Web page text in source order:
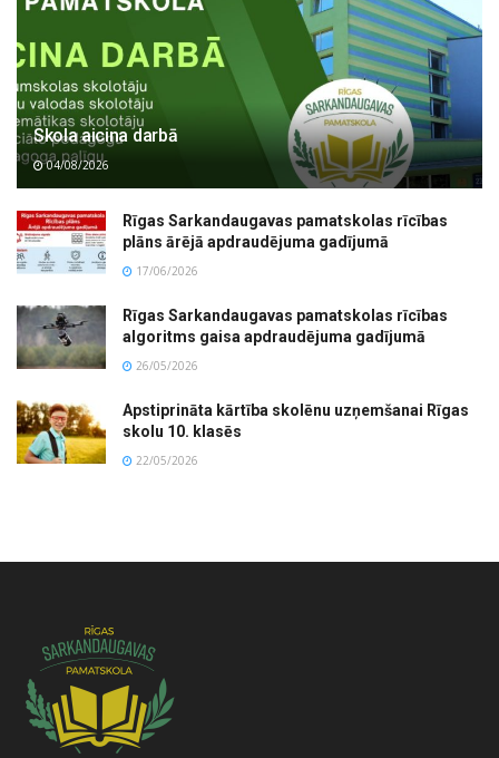
Skola aicina darbā
04/08/2026
Rīgas Sarkandaugavas pamatskolas rīcības
plāns ārējā apdraudējuma gadījumā
17/06/2026
Rīgas Sarkandaugavas pamatskolas rīcības
algoritms gaisa apdraudējuma gadījumā
26/05/2026
Apstiprināta kārtība skolēnu uzņemšanai Rīgas
skolu 10. klasēs
22/05/2026